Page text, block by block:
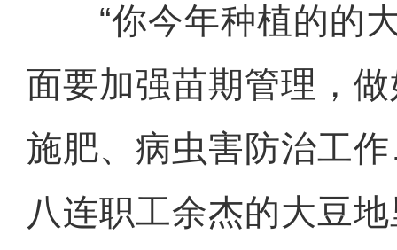
“你今年种植的的大
面要加强苗期管理，
施肥、病虫害防治工
八连职工余杰的大豆